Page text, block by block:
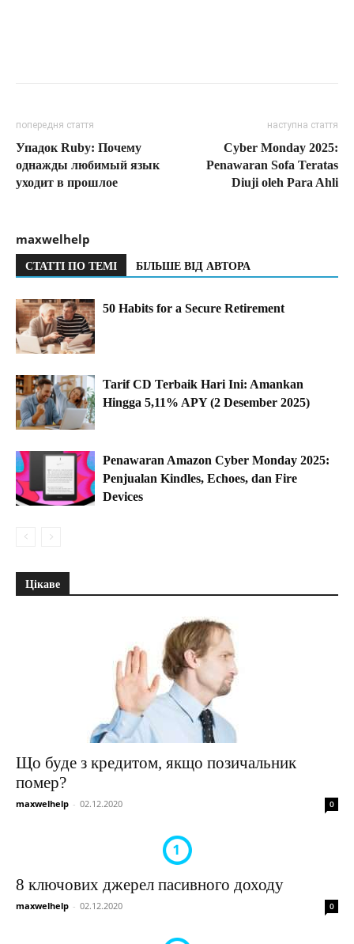
попередня стаття
Упадок Ruby: Почему
однажды любимый язык
уходит в прошлое
наступна стаття
Cyber Monday 2025:
Penawaran Sofa Teratas
Diuji oleh Para Ahli
maxwelhelp
СТАТТІ ПО ТЕМІ БІЛЬШЕ ВІД АВТОРА
50 Habits for a Secure Retirement
Tarif CD Terbaik Hari Ini: Amankan
Hingga 5,11% APY (2 Desember 2025)
Penawaran Amazon Cyber Monday 2025:
Penjualan Kindles, Echoes, dan Fire
Devices
Цікаве
Що буде з кредитом, якщо позичальник
помер?
maxwelhelp - 02.12.2020 0
8 ключових джерел пасивного доходу
maxwelhelp - 02.12.2020 0